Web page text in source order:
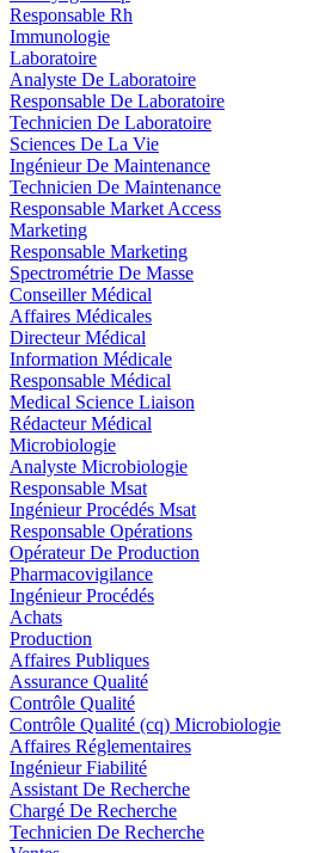
Responsable Rh
Immunologie
Laboratoire
Analyste De Laboratoire
Responsable De Laboratoire
Technicien De Laboratoire
Sciences De La Vie
Ingénieur De Maintenance
Technicien De Maintenance
Responsable Market Access
Marketing
Responsable Marketing
Spectrométrie De Masse
Conseiller Médical
Affaires Médicales
Directeur Médical
Information Médicale
Responsable Médical
Medical Science Liaison
Rédacteur Médical
Microbiologie
Analyste Microbiologie
Responsable Msat
Ingénieur Procédés Msat
Responsable Opérations
Opérateur De Production
Pharmacovigilance
Ingénieur Procédés
Achats
Production
Affaires Publiques
Assurance Qualité
Contrôle Qualité
Contrôle Qualité (cq) Microbiologie
Affaires Réglementaires
Ingénieur Fiabilité
Assistant De Recherche
Chargé De Recherche
Technicien De Recherche